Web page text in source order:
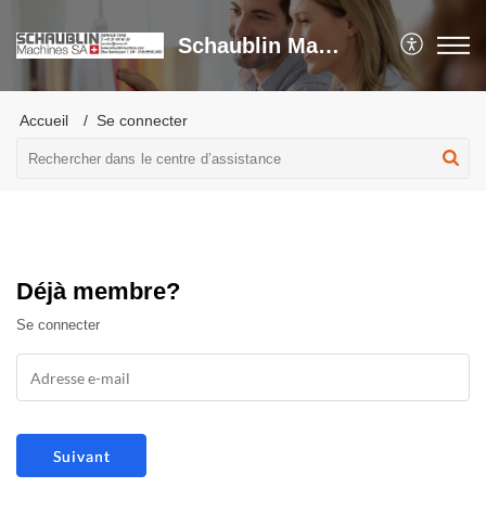
Schaublin Machines SA
Accueil Se connecter
Déjà membre?
Se connecter